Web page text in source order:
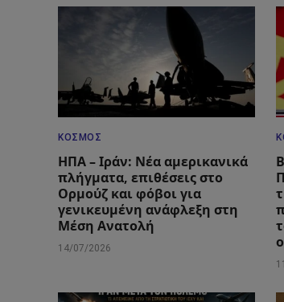
ΚΌΣΜΟΣ
ΗΠΑ – Ιράν: Νέα αμερικανικά
πλήγματα, επιθέσεις στο
Ορμούζ και φόβοι για
γενικευμένη ανάφλεξη στη
Μέση Ανατολή
14/07/2026